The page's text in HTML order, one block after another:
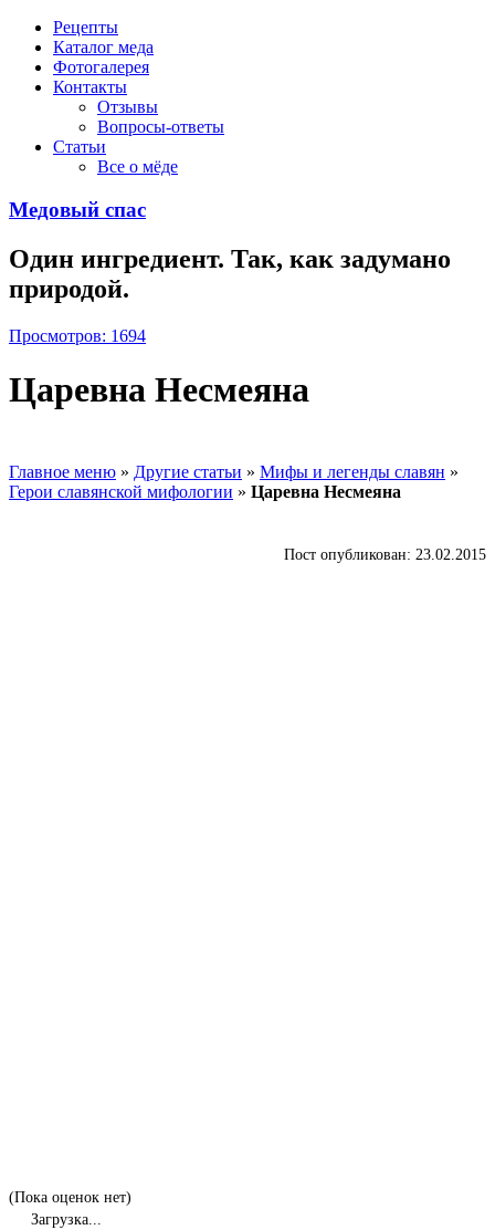
Рецепты
Каталог меда
Фотогалерея
Контакты
Отзывы
Вопросы-ответы
Статьи
Все о мёде
Медовый спас
Один ингредиент. Так, как задумано
природой.
Просмотров: 1694
Царевна Несмеяна
Главное меню » Другие статьи » Мифы и легенды славян »
Герои славянской мифологии » Царевна Несмеяна
(Пока оценок нет)
Загрузка...
Пост опубликован: 23.02.2015